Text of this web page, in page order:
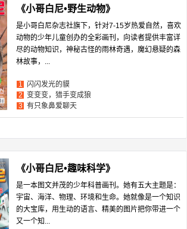
《小哥白尼•野生动物》
是小哥白尼杂志社旗下，针对7-15岁热爱自然，喜欢
动物的少年儿童创办的全彩画刊，向读者提供丰富详
尽的动物知识，神秘古怪的雨林奇遇，魔幻悬疑的森
林故事，...
1
闪闪发光的貘
2 变变变，猎手变成狼
3 有只象鼻爱聊天
《小哥白尼•趣味科学》
是一本图文并茂的少年科普画刊。她有五大主题是：
宇宙、海洋、物理、环境和生命。她就像是一个知识
的大宝库，用生动的语言、精美的图片把你带进一个
又一个知...